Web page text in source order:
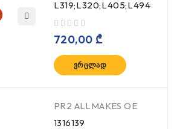
L319;L320;L405;L494
720,00 ₾
ᲕᲠᲪᲚᲐᲓ
PR2 ALLMAKES OE
1316139